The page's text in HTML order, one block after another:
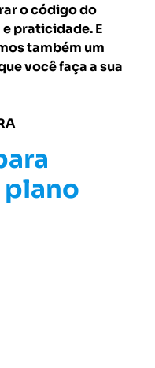
o código do
e praticidade. E
também um
você faça a sua
plano